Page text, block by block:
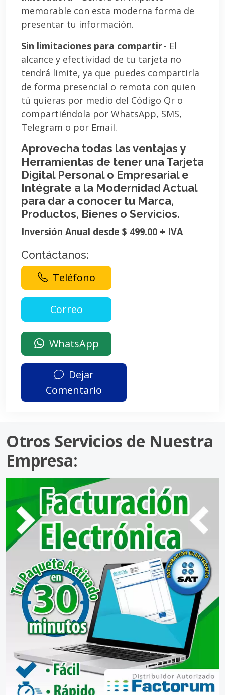
memorable con esta moderna forma de
presentar tu información.
Sin limitaciones para compartir- El
alcance y efectividad de tu tarjeta no
tendrá limite, ya que puedes compartirla
de forma presencial o remota con quien
tú quieras por medio del Código Qr o
compartiéndola por WhatsApp, SMS,
Telegram o por Email.
Aprovecha todas las ventajas y
Herramientas de tener una Tarjeta
Digital Personal o Empresarial e
Intégrate a la Modernidad Actual
para dar a conocer tu Marca,
Productos, Bienes o Servicios.
Inversión Anual desde $ 499.00 + IVA
Contáctanos:
Teléfono
WhatsApp
Dejar
Comentario
Otros Servicios de Nuestra
Empresa: